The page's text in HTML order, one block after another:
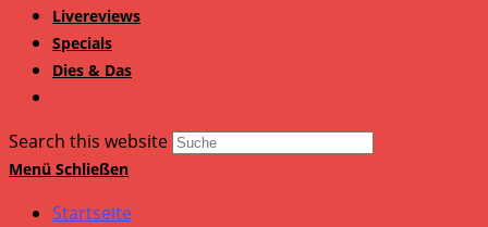
Livereviews
Specials
Dies & Das
Search this website
Menü Schließen
Startseite